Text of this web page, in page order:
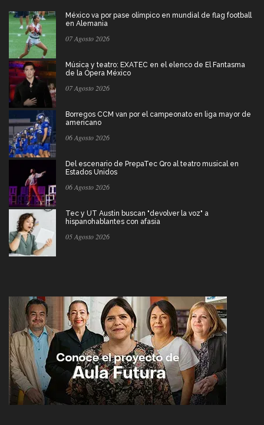
México va por pase olímpico en mundial de flag football
en Alemania
07 Agosto 2026
Música y teatro: EXATEC en el elenco de El Fantasma
de la Ópera México
07 Agosto 2026
Borregos CCM van por el campeonato en liga mayor de
americano
06 Agosto 2026
Del escenario de PrepaTec Qro al teatro musical en
Estados Unidos
06 Agosto 2026
Tec y UT Austin buscan "devolver la voz" a
hispanohablantes con afasia
05 Agosto 2026